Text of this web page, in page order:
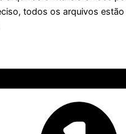
todos os arquivos